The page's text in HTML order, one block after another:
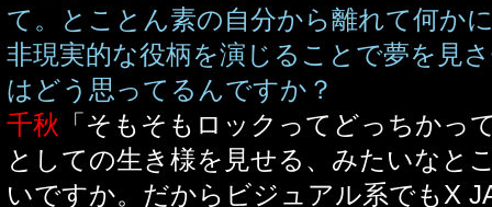
て。とことん素の自分から離れて何か
非現実的な役柄を演じることで夢を見
はどう思ってるんですか？
千秋 「そもそもロックってどっちかっ
としての生き様を見せる、みたいなと
いですか。だからビジュアル系でもX